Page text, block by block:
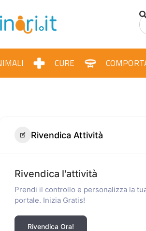
CURE
Rivendica Attività
Rivendica l'attività
Prendi il controllo e personalizza la
portale. Inizia Gratis!
Rivendica Ora!